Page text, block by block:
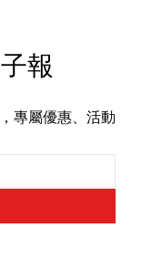
報
專屬優惠、活動